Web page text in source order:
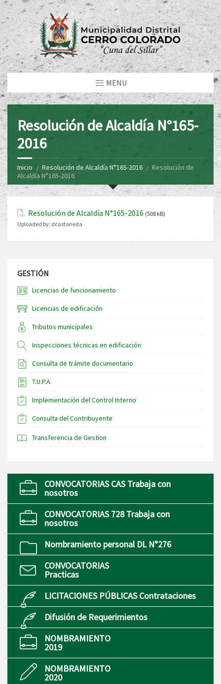
MENU
Resolución de Alcaldía N°165-
2016
Inicio Resolución de Alcaldía N°165-2016
Resolución de
Alcaldía N°165-2016
Resolución de Alcaldía N°165-2016 (508 kB)
Uploaded by: dcastaneda
GESTIÓN
Licencias de funcionamiento
Licencias de edificación
Tributos municipales
Inspecciones técnicas en edificación
Consulta de trámite documentario
T.U.P.A.
Implementación del Control Interno
Consulta del Contribuyente
Transferencia de Gestion
CONVOCATORIAS CAS Trabaja con
nosotros
CONVOCATORIAS 728 Trabaja con
nosotros
Nombramiento personal DL N°276
CONVOCATORIAS
Practicas
LICITACIONES PÚBLICAS Contrataciones
Difusión de Requerimientos
NOMBRAMIENTO
2019
NOMBRAMIENTO
2020